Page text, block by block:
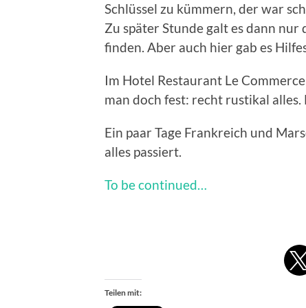
Schlüssel zu kümmern, der war
Zu später Stunde galt es dann nur
finden. Aber auch hier gab es
Im Hotel Restaurant Le
man doch fest: recht rustikal
Ein paar Tage Frankreich und
alles passiert.
To be continued…
Teilen mit: